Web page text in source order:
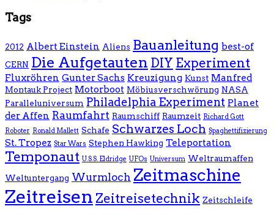
Tags
2012 Albert Einstein Aliens Bauanleitung best-of
CERN Die Aufgetauten DIY Experiment
Fluxröhren Gunter Sachs Kreuzigung Kunst Manfred
Montauk Project Motorboot Möbiusverschwörung NASA
Paralleluniversum Philadelphia Experiment Planet
der Affen Raumfahrt Raumschiff Raumzeit Richard Gott
Roboter Ronald Mallett Schafe Schwarzes Loch Spaghettifizierung
St. Tropez Star Wars Stephen Hawking Teleportation
Temponaut U.S.S. Eldridge UFOs Universum Weltraumaffen
Weltuntergang Wurmloch Zeitmaschine
Zeitreisen Zeitreisetechnik Zeitschleife